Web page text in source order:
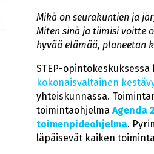
Mikä on seurakuntien ja
Miten sinä ja tiimisi voitte
hyvää elämää, planeetan
STEP-
kokonaisvaltainen
yhteiskunnassa.
toimintaohjelma Agenda
toimenpideohjelma.
läpäisevät kaiken